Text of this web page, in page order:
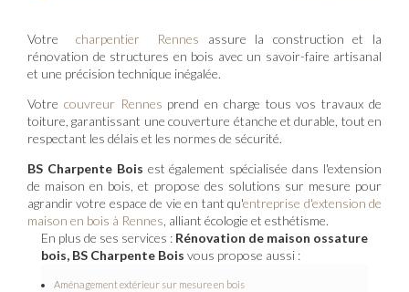
Votre charpentier Rennes assure la construction et la
rénovation de structures en bois avec un savoir-faire artisanal
et une précision technique inégalée.
Votre couvreur Rennes prend en charge tous vos travaux de
toiture, garantissant une couverture étanche et durable, tout en
respectant les délais et les normes de sécurité.
BS Charpente Bois est également spécialisée dans l'extension
de maison en bois, et propose des solutions sur mesure pour
agrandir votre espace de vie en tant qu'entreprise d'extension de
maison en bois à Rennes , alliant écologie et esthétisme.
En plus de ses services : Rénovation de maison ossature
bois, BS Charpente Bois vous propose aussi :
Aménagement extérieur sur mesure en bois